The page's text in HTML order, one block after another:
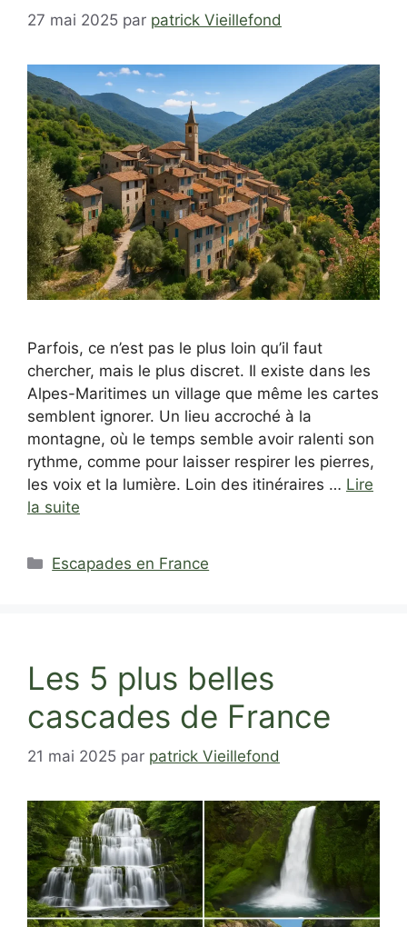
27 mai 2025 par patrick Vieillefond
Parfois, ce n’est pas le plus loin qu’il faut
chercher, mais le plus discret. Il existe dans les
Alpes-Maritimes un village que même les cartes
semblent ignorer. Un lieu accroché à la
montagne, où le temps semble avoir ralenti son
rythme, comme pour laisser respirer les pierres,
les voix et la lumière. Loin des itinéraires … Lire
la suite
Catégories
Escapades en France
Les 5 plus belles
cascades de France
21 mai 2025 par patrick Vieillefond